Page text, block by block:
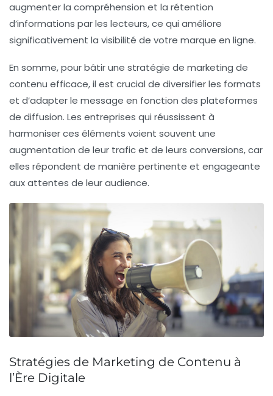
augmenter la compréhension et la rétention
d’informations par les lecteurs, ce qui améliore
significativement la visibilité de votre marque en ligne.
En somme, pour bâtir une stratégie de marketing de
contenu efficace, il est crucial de diversifier les formats
et d’adapter le message en fonction des plateformes
de diffusion. Les entreprises qui réussissent à
harmoniser ces éléments voient souvent une
augmentation de leur trafic et de leurs conversions, car
elles répondent de manière pertinente et engageante
aux attentes de leur audience.
Stratégies de Marketing de Contenu à
l’Ère Digitale